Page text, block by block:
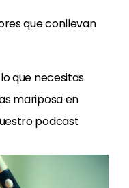
que conllevan
que necesitas
mariposa en
podcast